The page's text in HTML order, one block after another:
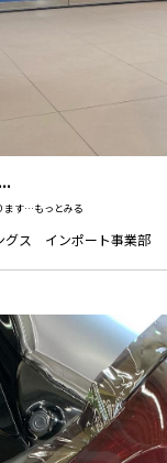
ます…もっとみる
グス インポート事業部